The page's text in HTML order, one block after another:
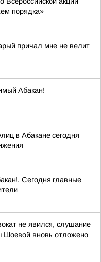
порядка»
причал мне не велит
Абакан!
в Абакане сегодня
Сегодня главные
не явился, слушание
Шоевой вновь отложено